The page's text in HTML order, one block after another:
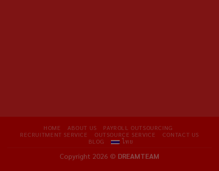
HOME ABOUT US
PAYROLL OUTSOURCING
RECRUITMENT SERVICE
OUTSOURCE SERVICE
CONTACT US
BLOG
ไทย
Copyright 2026 © DREAMTEAM